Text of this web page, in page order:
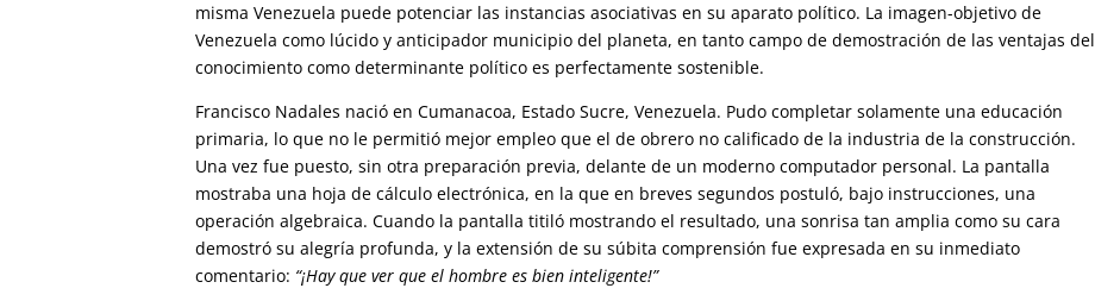
misma Venezuela puede potenciar las instancias asociativas en su aparato político. La imagen-objetivo de
Venezuela como lúcido y anticipador municipio del planeta, en tanto campo de demostración de las ventajas del
conocimiento como determinante político es perfectamente sostenible.
Francisco Nadales nació en Cumanacoa, Estado Sucre, Venezuela. Pudo completar solamente una educación
primaria, lo que no le permitió mejor empleo que el de obrero no calificado de la industria de la construcción.
Una vez fue puesto, sin otra preparación previa, delante de un moderno computador personal. La pantalla
mostraba una hoja de cálculo electrónica, en la que en breves segundos postuló, bajo instrucciones, una
operación algebraica. Cuando la pantalla titiló mostrando el resultado, una sonrisa tan amplia como su cara
demostró su alegría profunda, y la extensión de su súbita comprensión fue expresada en su inmediato
comentario: “¡Hay que ver que el hombre es bien inteligente!”